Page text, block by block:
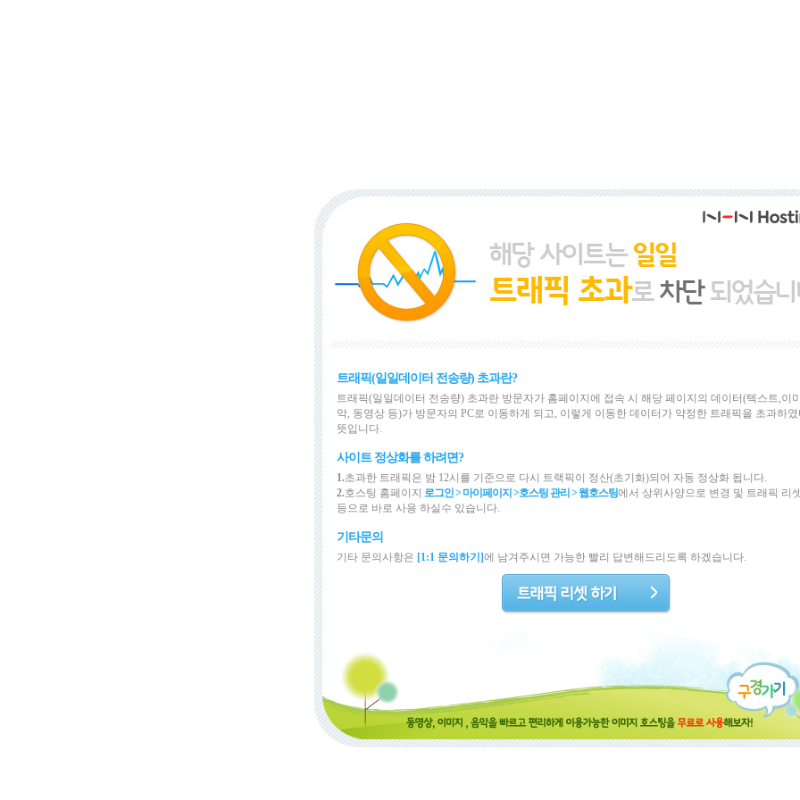
트래픽(일일데이터 전송량) 초과란?
트래픽(일일데이터 전송량) 초과란 방문자가 홈페이지에 접속 시 해당 페이지의 데이터(텍스트,이
악, 동영상 등)가 방문자의 PC로 이동하게 되고, 이렇게 이동한 데이터가 약정한 트래픽을 초과하
뜻입니다.
사이트 정상화를 하려면?
1.초과한 트래픽은 밤 12시를 기준으로 다시 트랙픽이 정산(초기화)되어 자동 정상화 됩니다.
2.호스팅 홈페이지 로그인 > 마이페이지 >호스팅 관리 >웹호스팅에서 상위사양으로 변경 및 트래픽 리
등으로 바로 사용 하실수 있습니다.
기타문의
기타 문의사항은 [1:1 문의하기]에 남겨주시면 가능한 빨리 답변해드리도록 하겠습니다.